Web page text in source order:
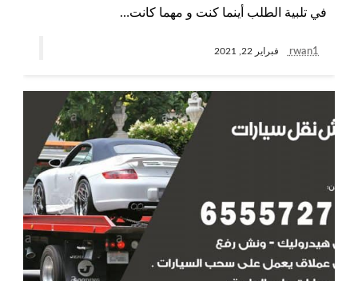
في تلبية الطلب أينما كنت و مهما كانت…
rwan1 فبراير 22, 2021